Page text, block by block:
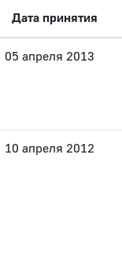
Дата принятия
05 апреля 2013
10 апреля 2012